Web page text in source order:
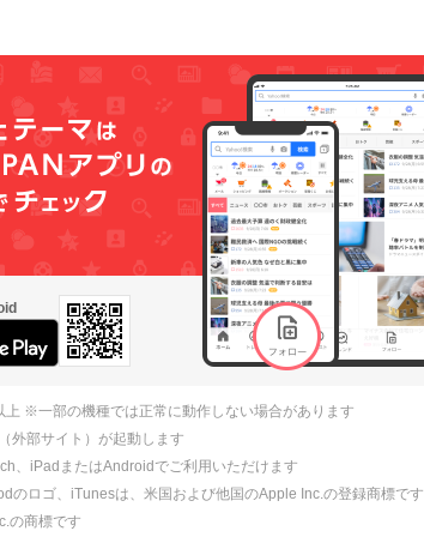
※一部の機種では正常に動作しない場合があります
外部サイト）が起動します
、iPadまたはAndroidでご利用いただけます
のロゴ、iTunesは、米国および他国のApple Inc.の登録商標です
の商標です